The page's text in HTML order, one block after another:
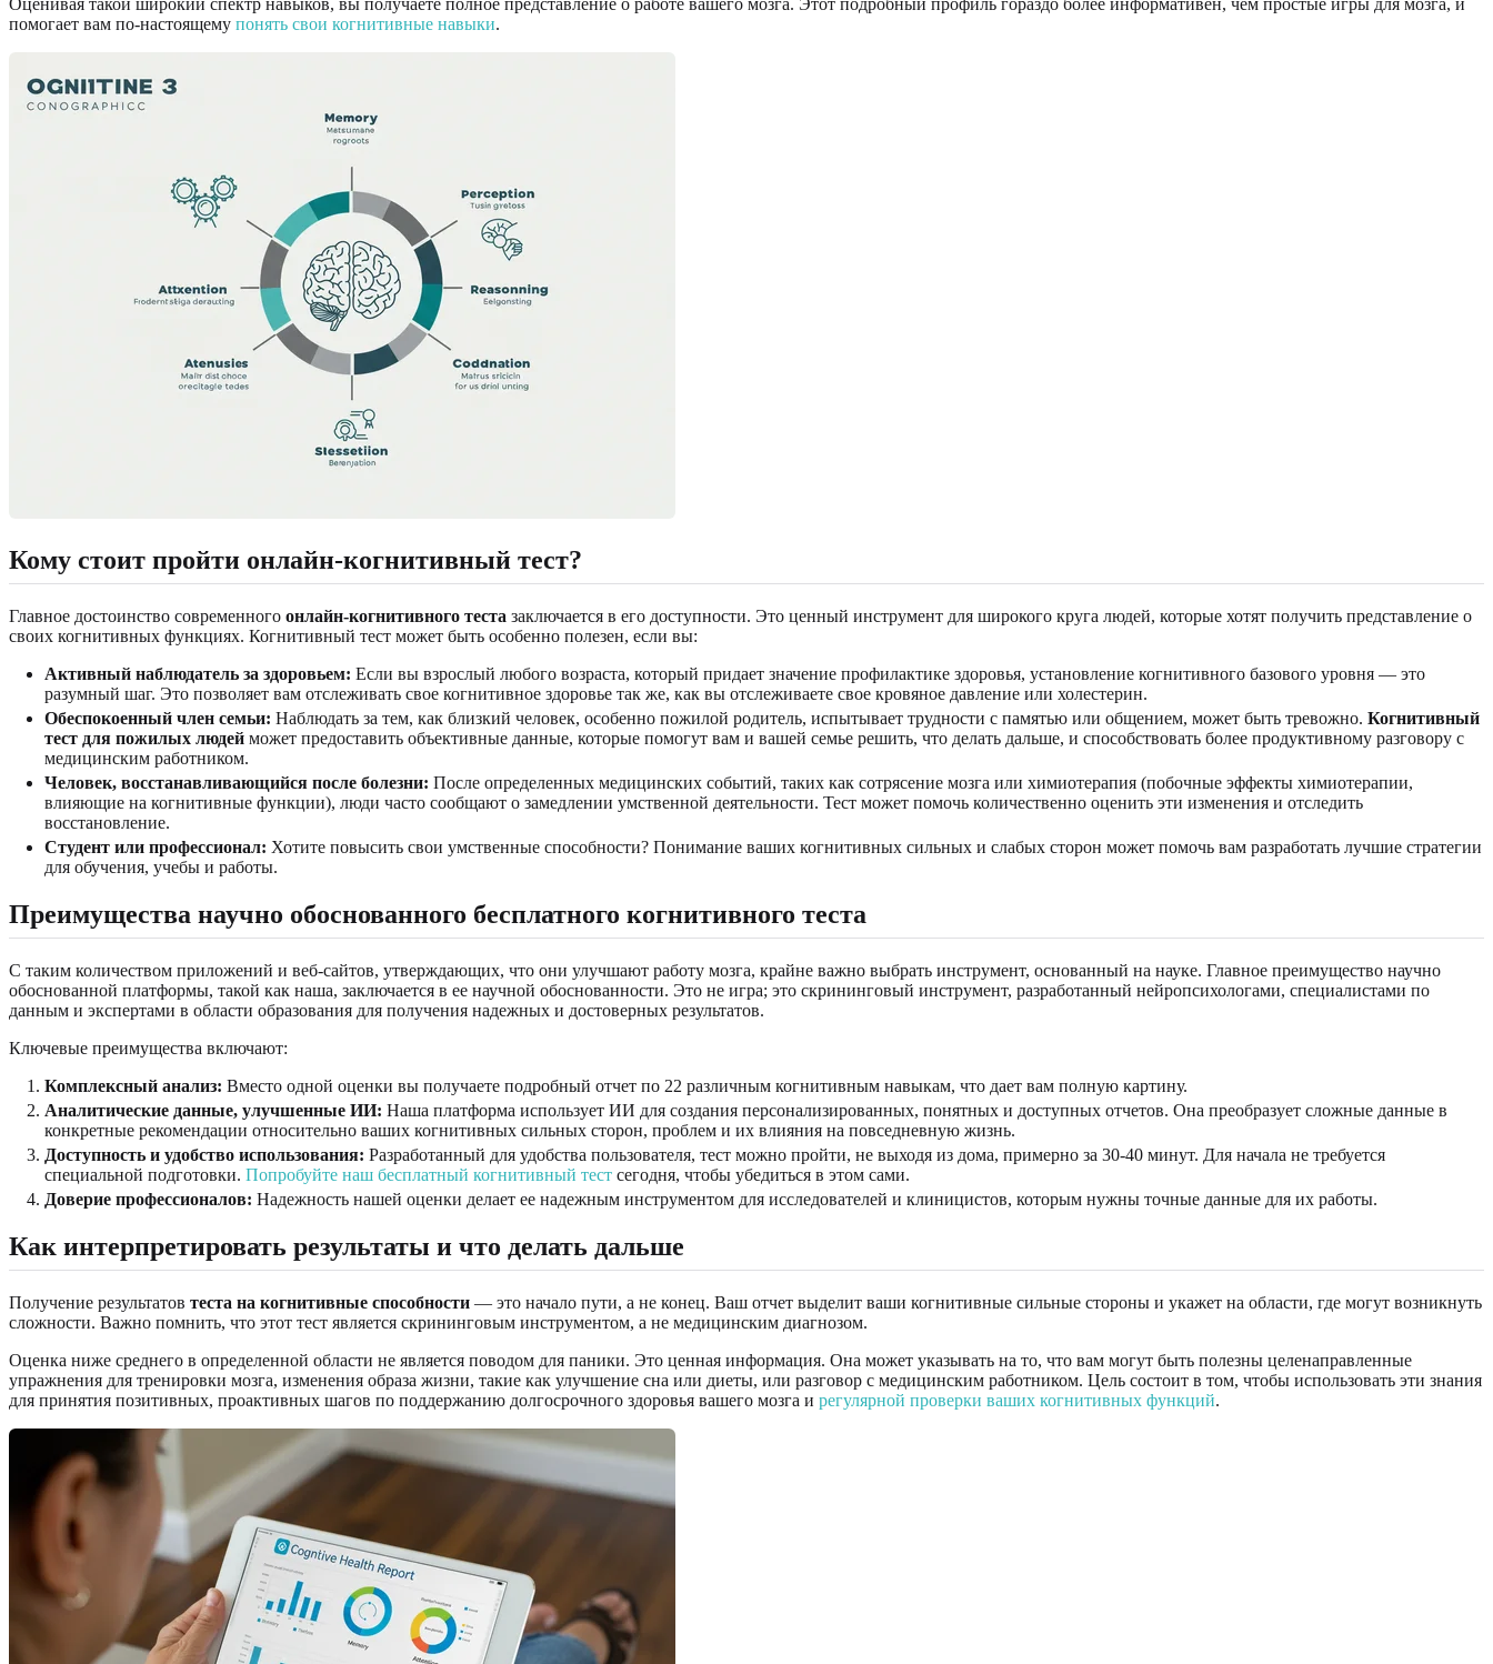
Оценивая такой широкий спектр навыков, вы получаете полное представление о работе вашего мозга. Этот подробный профиль гораздо более информативен, чем простые игры для мозга, и
помогает вам по-настоящему понять свои когнитивные навыки.
Кому стоит пройти онлайн-когнитивный тест?
Главное достоинство современного онлайн-когнитивного теста заключается в его доступности. Это ценный инструмент для широкого круга людей, которые хотят получить представление о
своих когнитивных функциях. Когнитивный тест может быть особенно полезен, если вы:
Активный наблюдатель за здоровьем: Если вы взрослый любого возраста, который придает значение профилактике здоровья, установление когнитивного базового уровня — это
разумный шаг. Это позволяет вам отслеживать свое когнитивное здоровье так же, как вы отслеживаете свое кровяное давление или холестерин.
Обеспокоенный член семьи: Наблюдать за тем, как близкий человек, особенно пожилой родитель, испытывает трудности с памятью или общением, может быть тревожно. Когнитивный
тест для пожилых людей может предоставить объективные данные, которые помогут вам и вашей семье решить, что делать дальше, и способствовать более продуктивному разговору с
медицинским работником.
Человек, восстанавливающийся после болезни: После определенных медицинских событий, таких как сотрясение мозга или химиотерапия (побочные эффекты химиотерапии,
влияющие на когнитивные функции), люди часто сообщают о замедлении умственной деятельности. Тест может помочь количественно оценить эти изменения и отследить
восстановление.
Студент или профессионал: Хотите повысить свои умственные способности? Понимание ваших когнитивных сильных и слабых сторон может помочь вам разработать лучшие стратегии
для обучения, учебы и работы.
Преимущества научно обоснованного бесплатного когнитивного теста
С таким количеством приложений и веб-сайтов, утверждающих, что они улучшают работу мозга, крайне важно выбрать инструмент, основанный на науке. Главное преимущество научно
обоснованной платформы, такой как наша, заключается в ее научной обоснованности. Это не игра; это скрининговый инструмент, разработанный нейропсихологами, специалистами по
данным и экспертами в области образования для получения надежных и достоверных результатов.
Ключевые преимущества включают:
Комплексный анализ: Вместо одной оценки вы получаете подробный отчет по 22 различным когнитивным навыкам, что дает вам полную картину.
Аналитические данные, улучшенные ИИ: Наша платформа использует ИИ для создания персонализированных, понятных и доступных отчетов. Она преобразует сложные данные в
конкретные рекомендации относительно ваших когнитивных сильных сторон, проблем и их влияния на повседневную жизнь.
Доступность и удобство использования: Разработанный для удобства пользователя, тест можно пройти, не выходя из дома, примерно за 30-40 минут. Для начала не требуется
специальной подготовки. Попробуйте наш бесплатный когнитивный тест сегодня, чтобы убедиться в этом сами.
Доверие профессионалов: Надежность нашей оценки делает ее надежным инструментом для исследователей и клиницистов, которым нужны точные данные для их работы.
Как интерпретировать результаты и что делать дальше
Получение результатов теста на когнитивные способности — это начало пути, а не конец. Ваш отчет выделит ваши когнитивные сильные стороны и укажет на области, где могут возникнуть
сложности. Важно помнить, что этот тест является скрининговым инструментом, а не медицинским диагнозом.
Оценка ниже среднего в определенной области не является поводом для паники. Это ценная информация. Она может указывать на то, что вам могут быть полезны целенаправленные
упражнения для тренировки мозга, изменения образа жизни, такие как улучшение сна или диеты, или разговор с медицинским работником. Цель состоит в том, чтобы использовать эти знания
для принятия позитивных, проактивных шагов по поддержанию долгосрочного здоровья вашего мозга и регулярной проверки ваших когнитивных функций.